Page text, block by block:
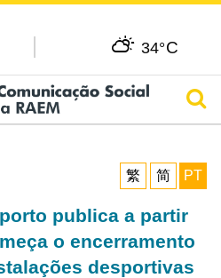
34°C
繁
简 PT
publica a partir
o encerramento
desportivas